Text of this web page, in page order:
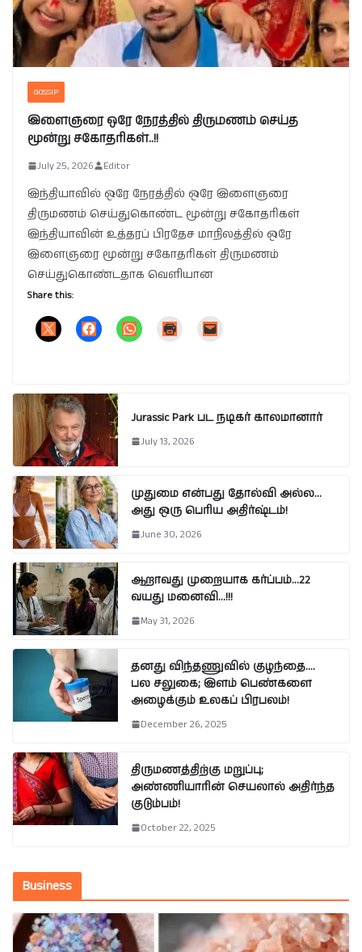
GOSSIP
இளைஞரை ஒரே நேரத்தில் திருமணம் செய்த
மூன்று சகோதரிகள்..!!
July 25, 2026 Editor
இந்தியாவில் ஒரே நேரத்தில் ஒரே இளைஞரை
திருமணம் செய்துகொண்ட மூன்று சகோதரிகள்
இந்தியாவின் உத்தரப் பிரதேச மாநிலத்தில் ஒரே
இளைஞரை மூன்று சகோதரிகள் திருமணம்
செய்துகொண்டதாக வெளியான
Share this:
Jurassic Park பட நடிகர் காலமானார்
July 13, 2026
முதுமை என்பது தோல்வி அல்ல…
அது ஒரு பெரிய அதிர்ஷ்டம்!
June 30, 2026
ஆறாவது முறையாக கர்ப்பம்…22
வயது மனைவி…!!!
May 31, 2026
தனது விந்தணுவில் குழந்தை….
பல சலுகை; இளம் பெண்களை
அழைக்கும் உலகப் பிரபலம்!
December 26, 2025
திருமணத்திற்கு மறுப்பு;
அண்ணியாரின் செயலால் அதிர்ந்த
குடும்பம்!
October 22, 2025
Business